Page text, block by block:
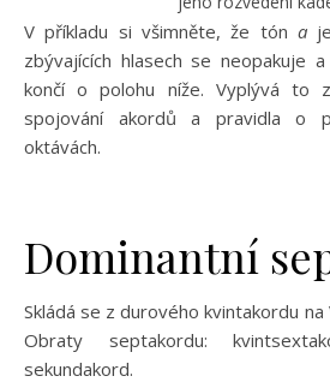
V příkladu si všimněte, že tón a
zbývajících hlasech se neopakuje
končí o polohu níže. Vyplývá to
spojování akordů a pravidla o
oktávách.
Dominantní
Skládá se z durového kvintakordu
Obraty septakordu:
sekundakord.